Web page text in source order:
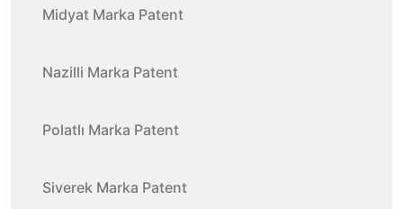
Midyat Marka Patent
Nazilli Marka Patent
Polatlı Marka Patent
Siverek Marka Patent